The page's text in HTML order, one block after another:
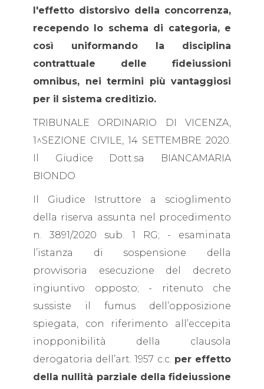
l'effetto distorsivo della concorrenza,
recependo lo schema di categoria, e
così uniformando la disciplina
contrattuale delle fideiussioni
omnibus, nei termini più vantaggiosi
per il sistema creditizio.
TRIBUNALE ORDINARIO DI VICENZA,
1^SEZIONE CIVILE, 14 SETTEMBRE 2020.
Il Giudice Dott.sa BIANCAMARIA
BIONDO
Il Giudice Istruttore a scioglimento
della riserva assunta nel procedimento
n. 3891/2020 sub. 1 RG; - esaminata
l’istanza di sospensione della
provvisoria esecuzione del decreto
ingiuntivo opposto; - ritenuto che
sussiste il fumus dell’opposizione
spiegata, con riferimento all’eccepita
inopponibilità della clausola
derogatoria dell’art. 1957 c.c. per effetto
della nullità parziale della fideiussione